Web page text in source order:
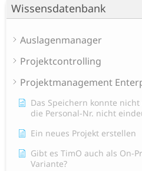
Wissensdatenbank
Auslagenmanager
Projektcontrolling
Projektmanagement
Das Speichern konnte
die Personal-Nr. nicht
Ein neues Projekt erstellen
Gibt es TimO auch als On-
Variante?